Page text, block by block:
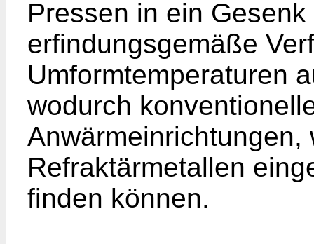
Pressen in ein
erfindungsgemäße
Umformtemperaturen
wodurch
Refraktärmetallen
finden können.